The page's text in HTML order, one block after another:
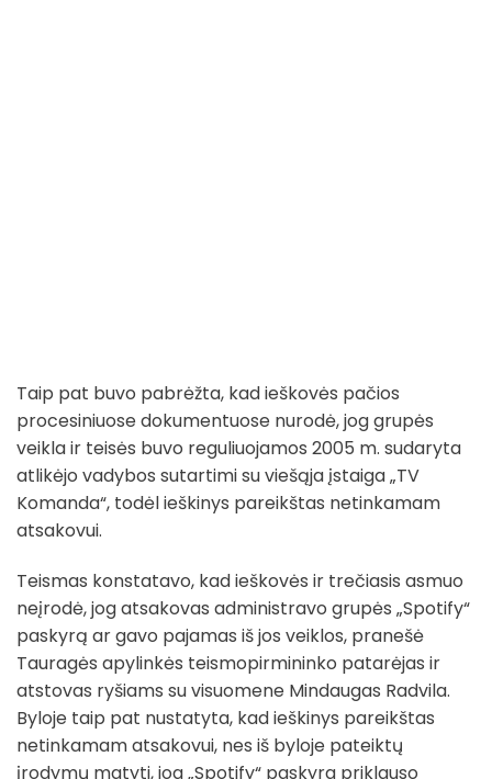
Taip pat buvo pabrėžta, kad ieškovės pačios
procesiniuose dokumentuose nurodė, jog grupės
veikla ir teisės buvo reguliuojamos 2005 m. sudaryta
atlikėjo vadybos sutartimi su viešąja įstaiga „TV
Komanda“, todėl ieškinys pareikštas netinkamam
atsakovui.
Teismas konstatavo, kad ieškovės ir trečiasis asmuo
neįrodė, jog atsakovas administravo grupės „Spotify“
paskyrą ar gavo pajamas iš jos veiklos, pranešė
Tauragės apylinkės teismopirmininko patarėjas ir
atstovas ryšiams su visuomene Mindaugas Radvila.
Byloje taip pat nustatyta, kad ieškinys pareikštas
netinkamam atsakovui, nes iš byloje pateiktų
įrodymų matyti, jog „Spotify“ paskyra priklauso